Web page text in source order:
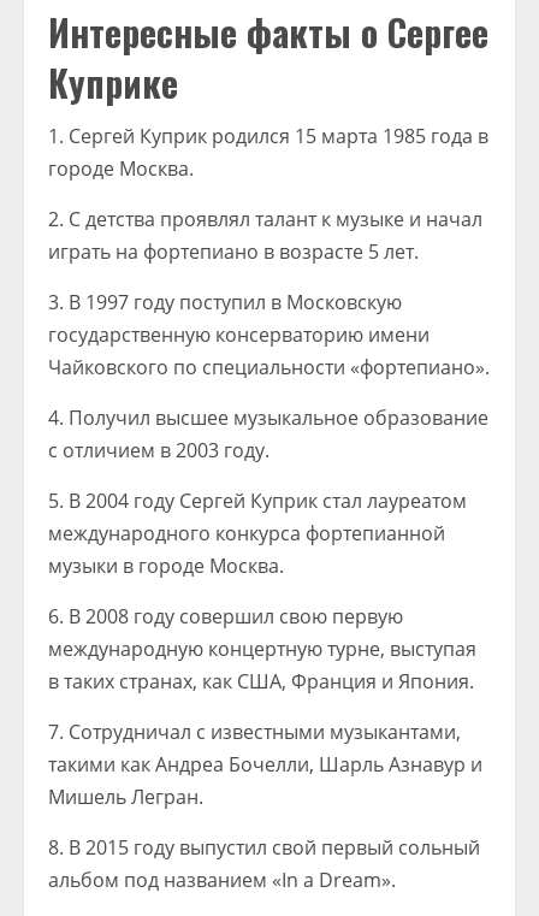
Интересные факты о Сергее
Куприке
1. Сергей Куприк родился 15 марта 1985 года в
городе Москва.
2. С детства проявлял талант к музыке и начал
играть на фортепиано в возрасте 5 лет.
3. В 1997 году поступил в Московскую
государственную консерваторию имени
Чайковского по специальности «фортепиано».
4. Получил высшее музыкальное образование
с отличием в 2003 году.
5. В 2004 году Сергей Куприк стал лауреатом
международного конкурса фортепианной
музыки в городе Москва.
6. В 2008 году совершил свою первую
международную концертную турне, выступая
в таких странах, как США, Франция и Япония.
7. Сотрудничал с известными музыкантами,
такими как Андреа Бочелли, Шарль Азнавур и
Мишель Легран.
8. В 2015 году выпустил свой первый сольный
альбом под названием «In a Dream».